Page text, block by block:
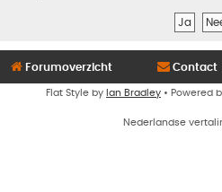
Forumoverzicht Contact
Flat Style by Ian Bradley • Powered
Nederlandse